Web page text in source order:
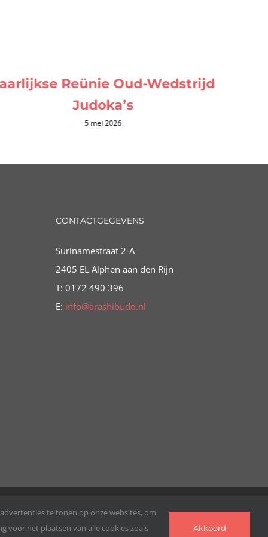
Reünie Oud-Wedstrijd
Judoka’s
5 mei 2026
CONTACTGEGEVENS
Surinamestraat 2-A
2405 EL Alphen aan den Rijn
T: 0172 490 396
E: info@arashibudo.nl
FacebookYouTube
te tonen op onze websites, om
voor het plaatsen van alle cookies zoals
Akkoord